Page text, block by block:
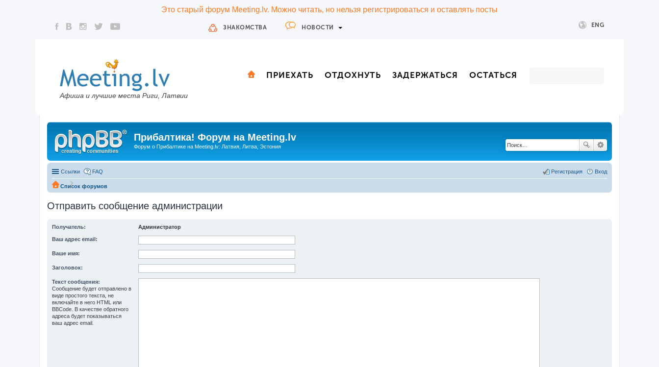
Это старый форум Meeting.lv. Можно читать, но нельзя регистрироваться и оставлять посты
ЗНАКОМСТВА НОВОСТИ ENG
Афиша и лучшие места Риги, Латвии
ПРИЕХАТЬ ОТДОХНУТЬ ЗАДЕРЖАТЬСЯ ОСТАТЬСЯ
Прибалтика! Форум на Meeting.lv
Форум о Прибалтике на Meeting.lv: Латвия, Литва, Эстония
Ссылки FAQ Вход
Регистрация
Список форумов
Отправить сообщение администрации
Получатель: Администратор
Ваш адрес email:
Ваше имя:
Заголовок:
Текст сообщения:
Сообщение будет отправлено в
виде простого текста, не
включайте в него HTML или
BBCode. В качестве обратного
адреса будет показываться
ваш адрес email.